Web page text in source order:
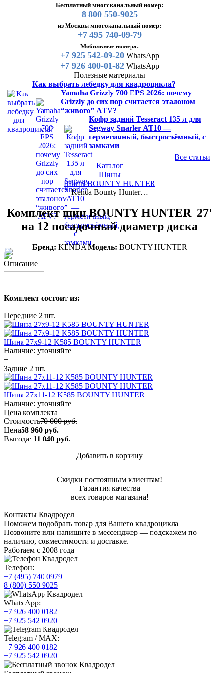
Бесплатный многоканальный номер:
8 800 550-9025
из Москвы многоканальный номер:
+7 495 740-09-79
Мобильные номера:
+7 925 542-09-20WhatsApp
+7 926 400-01-82WhatsApp
Полезные материалы
Как выбрать лебедку для квадроцикла?
Yamaha Grizzly 700 EPS 2026: почему
Grizzly до сих пор считается эталоном
“живого” ATV?
Кофр задний Tesseract 135 л для
Segway Snarler AT10 —
герметичный, быстросъёмный, с
замками
Все статьи
Каталог
Шины
Шины BOUNTY HUNTER
Kenda Bounty Hunter…
Комплект шин BOUNTY HUNTER 27'
на 12 посадочный диаметр диска
Бренд: KENDA Модель: BOUNTY HUNTER
Описание
Комплект состоит из:
Передние 2 шт.
Шина 27x9-12 K585 BOUNTY HUNTER
Наличие: уточняйте
+
Задние 2 шт.
Шина 27x11-12 K585 BOUNTY HUNTER
Наличие: уточняйте
Цена комплекта
Стоимость70 000 руб.
Цена58 960 руб.
Выгода: 11 040 руб.
Добавить в корзину
Скидки постоянным клиентам!
Гарантия качества
всех товаров магазина!
Контакты Квадродел
Поможем подобрать товар для Вашего квадроцикла
Позвоните или напишите в мессенджер — подскажем по
наличию, совместимости и доставке.
Работаем с 2008 года
Телефон:
+7 (495) 740 0979
8 (800) 550 9025
Whats App:
+7 926 400 0182
+7 925 542 0920
Telegram / MAX:
+7 926 400 0182
+7 925 542 0920